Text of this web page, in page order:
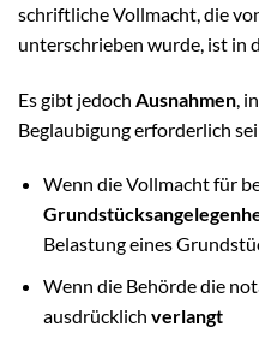
schriftliche Vollmacht, die
unterschrieben wurde, ist in
Es gibt jedoch Ausnahmen ,
Beglaubigung erforderlich
Wenn die Vollmacht für
Belastung eines
Wenn die Behörde die
ausdrücklich verlangt